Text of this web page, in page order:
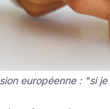
européenne : "si